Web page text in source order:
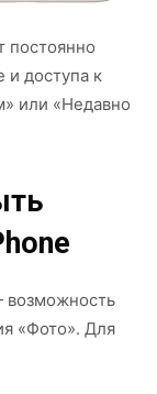
постоянно
и доступа к
или «Недавно
возможность
«Фото». Для